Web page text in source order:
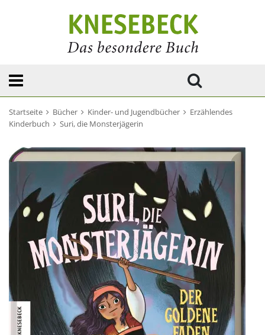
Startseite Bücher Kinder- und Jugendbücher
Erzählendes
Kinderbuch
Suri, die Monsterjägerin